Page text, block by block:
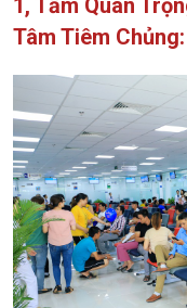
1, Tầm Quan
Tâm Tiêm Chủng: